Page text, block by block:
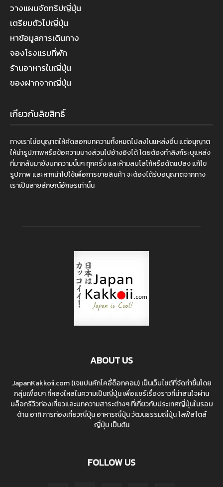
วางแผนจัดทริปญี่ปุ่น
เตรียมตัวไปญี่ปุ่น
หาข้อมูลการเดินทาง
จองโรงแรมที่พัก
ร้านอาหารในญี่ปุ่น
ของฝากจากญี่ปุ่น
เกี่ยวกับลิขสิทธิ์
ทางเราไม่อนุญาตให้คัดลอกบทความทั้งหมดไปลงในแหล่งอื่น แต่อนุญาต
ให้นำรูปภาพหรือข้อความบางส่วนไปอ้างอิงได้ โดยต้องทำลิงก์ระบุแหล่ง
ที่มากลับมายังบทความนั้นๆ ทุกครั้ง และห้ามลบโลโก้หรือดัดแปลง แก้ไข
รูปภาพ และหากนำไปใช้เพื่อการขายสินค้า จะต้องได้รับอนุญาตจากทาง
เราเป็นลายลักษณ์อักษรเท่านั้น
ABOUT US
JapanKakkoii.com (เจแปนคักโคอี้ด็อทคอม) เป็นเว็บไซต์ที่จัดทำขึ้นโดย
กลุ่มเพื่อนๆ ที่หลงใหลในความเป็นญี่ปุ่น เพื่อแชร์เรื่องราวที่น่าสนใจผ่าน
บล็อกรีวิวท่องเที่ยวและบทความสาระต่างๆ ที่เกี่ยวกับประเทศญี่ปุ่นในรอบ
ด้าน อาทิ การท่องเที่ยวญี่ปุ่น อาหารญี่ปุ่น วัฒนธรรมญี่ปุ่น ไลฟ์สไตล์
ญี่ปุ่น เป็นต้น
FOLLOW US